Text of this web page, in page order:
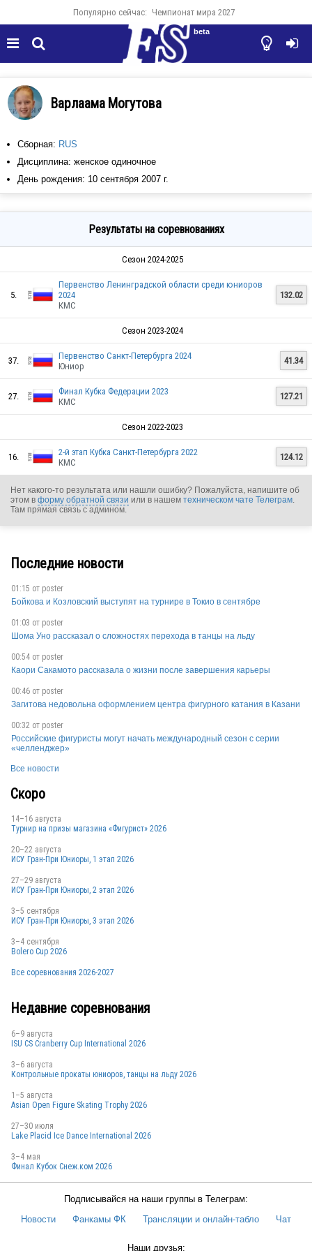
Популярно сейчас: Чемпионат мира 2027
  

beta
Варлаама Могутова
Сборная: RUS
Дисциплина: женское одиночное
День рождения: 10 сентября 2007 г.
Результаты на соревнованиях
Сезон 2024-2025
5.
RUS
Первенство Ленинградской области среди юниоров
2024
КМС
132.02
Сезон 2023-2024
37.
RUS
Первенство Санкт-Петербурга 2024
Юниор
41.34
27.
RUS
Финал Кубка Федерации 2023
КМС
127.21
Сезон 2022-2023
16.
2-й этап Кубка Санкт-Петербурга 2022
КМС
124.12
Нет какого-то результата или нашли ошибку? Пожалуйста, напишите об
этом в форму обратной связи или в нашем техническом чате Телеграм.
Там прямая связь с админом.
Последние новости
01:15 от poster
Бойкова и Козловский выступят на турнире в Токио в сентябре
01:03 от poster
Шома Уно рассказал о сложностях перехода в танцы на льду
00:54 от poster
Каори Сакамото рассказала о жизни после завершения карьеры
00:46 от poster
Загитова недовольна оформлением центра фигурного катания в Казани
00:32 от poster
Российские фигуристы могут начать международный сезон с серии
«челленджер»
Все новости
Скоро
14–16 августа
Турнир на призы магазина «Фигурист» 2026
20–22 августа
ИСУ Гран-При Юниоры, 1 этап 2026
27–29 августа
ИСУ Гран-При Юниоры, 2 этап 2026
3–5 сентября
ИСУ Гран-При Юниоры, 3 этап 2026
3–4 сентября
Bolero Cup 2026
Все соревнования 2026-2027
Недавние соревнования
6–9 августа
ISU CS Cranberry Cup International 2026
3–6 августа
Контрольные прокаты юниоров, танцы на льду 2026
1–5 августа
Asian Open Figure Skating Trophy 2026
27–30 июля
Lake Placid Ice Dance International 2026
3–4 мая
Финал Кубок Снеж.ком 2026
Подписывайся на наши группы в Телеграм:
Новости
Фанкамы ФК Трансляции и онлайн-табло Чат
Наши друзья: